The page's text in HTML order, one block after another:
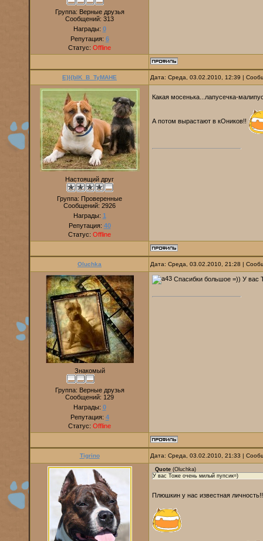
Группа: Верные друзья
Сообщений: 313
Награды: 0
Репутация: 6
Статус: Offline
E}I{bIK_B_TyMAHE Дата: Среда, 03.02.2010, 12:39 |
Настоящий друг
Группа: Проверенные
Сообщений: 2926
Награды: 1
Репутация: 40
Статус: Offline
Какая мосенька...лапусечка-
А потом вырастают в кОников!!
Oluchka Дата: Среда, 03.02.2010, 21:28 |
Знакомый
Группа: Верные друзья
Сообщений: 129
Награды: 0
Репутация: 4
Статус: Offline
Спасибки большое =)) У вас
Tigrino Дата: Среда, 03.02.2010, 21:33 |
Quote (Oluchka)
У вас Тоже очень милый пупсик=)
Плюшкин у нас известная